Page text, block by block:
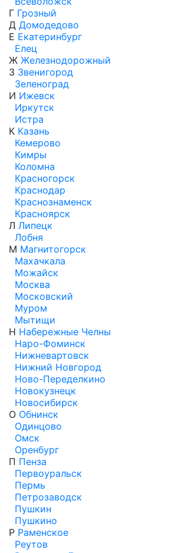
Г Грозный
Д Домодедово
Е Екатеринбург
Елец
Ж Железнодорожный
З Звенигород
Зеленоград
И Ижевск
Иркутск
Истра
К Казань
Кемерово
Кимры
Коломна
Красногорск
Краснодар
Краснознаменск
Красноярск
Л Липецк
Лобня
М Магнитогорск
Махачкала
Можайск
Москва
Московский
Муром
Мытищи
Н Набережные Челны
Наро-Фоминск
Нижневартовск
Нижний Новгород
Ново-Переделкино
Новокузнецк
Новосибирск
О Обнинск
Одинцово
Омск
Оренбург
П Пенза
Первоуральск
Пермь
Петрозаводск
Пушкин
Пушкино
Р Раменское
Реутов